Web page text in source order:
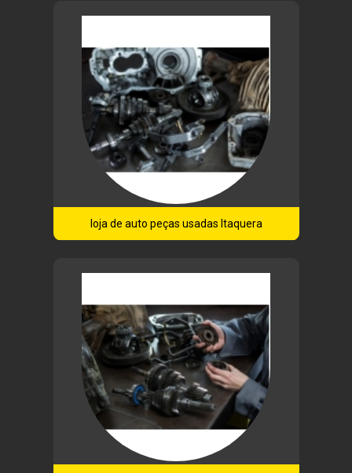
loja de auto peças usadas Itaquera